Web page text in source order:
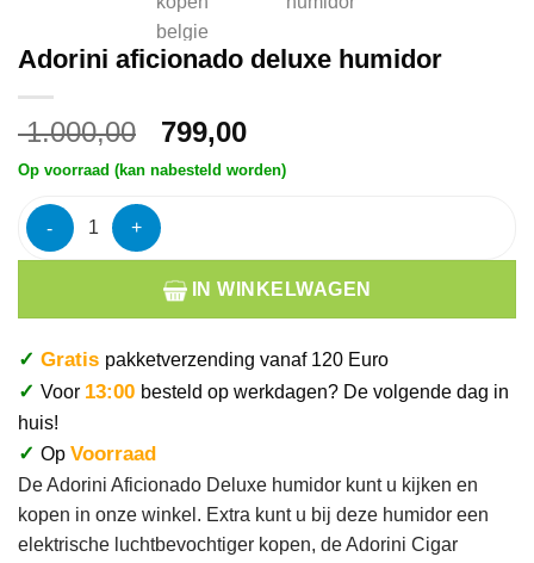
Adorini aficionado deluxe humidor
1.000,00
Oorspronkelijke
prijs
€ 1.000,00.
799,00Huidige
prijs
Op voorraad (kan nabesteld worden)
Adorini aficionado deluxe humidor aantal
IN WINKELWAGEN
✓ Gratis pakketverzending vanaf 120 Euro
✓ Voor 13:00 besteld op werkdagen? De volgende dag in
huis!
✓ Op Voorraad
De Adorini Aficionado Deluxe humidor kunt u kijken en
kopen in onze winkel. Extra kunt u bij deze humidor een
elektrische luchtbevochtiger kopen, de Adorini Cigar